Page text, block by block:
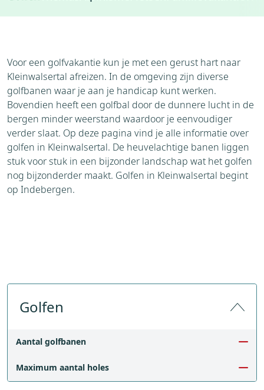
Weer
Voor een golfvakantie kun je met een gerust hart naar
Kleinwalsertal afreizen. In de omgeving zijn diverse
golfbanen waar je aan je handicap kunt werken.
Bovendien heeft een golfbal door de dunnere lucht in de
bergen minder weerstand waardoor je eenvoudiger
verder slaat. Op deze pagina vind je alle informatie over
golfen in Kleinwalsertal. De heuvelachtige banen liggen
stuk voor stuk in een bijzonder landschap wat het golfen
nog bijzonderder maakt. Golfen in Kleinwalsertal begint
op Indebergen.
Golfen
Aantal golfbanen
Maximum aantal holes